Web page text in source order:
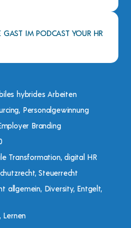
GAST IM PODCAST YOUR HR
hybrides Arbeiten
Personalgewinnung
Branding
Transformation, digital HR
Steuerrecht
allgemein, Diversity, Entgelt,
Lernen